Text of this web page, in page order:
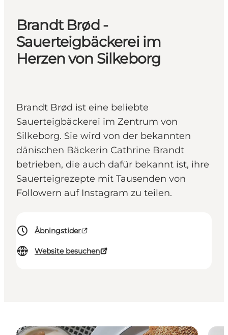
Brandt Brød -
Sauerteigbäckerei im
Herzen von Silkeborg
Brandt Brød ist eine beliebte
Sauerteigbäckerei im Zentrum von
Silkeborg. Sie wird von der bekannten
dänischen Bäckerin Cathrine Brandt
betrieben, die auch dafür bekannt ist, ihre
Sauerteigrezepte mit Tausenden von
Followern auf Instagram zu teilen.
Åbningstider
Website besuchen